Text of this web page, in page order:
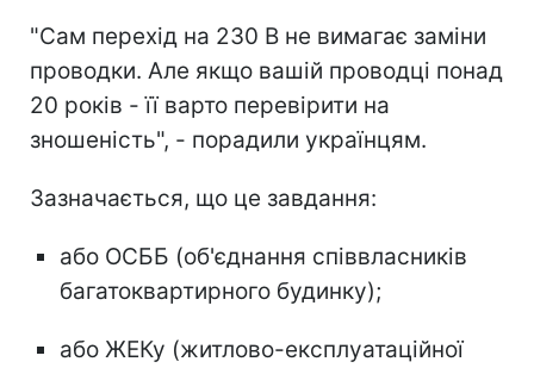
"Сам перехід на 230 В не вимагає заміни
проводки. Але якщо вашій проводці понад
20 років - її варто перевірити на
зношеність", - порадили українцям.
Зазначається, що це завдання:
або ОСББ (об'єднання співвласників
багатоквартирного будинку);
або ЖЕКу (житлово-експлуатаційної